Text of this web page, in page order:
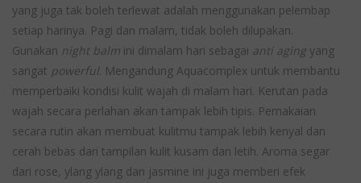
yang juga tak boleh terlewat adalah menggunakan pelembap
setiap harinya. Pagi dan malam, tidak boleh dilupakan.
Gunakan night balm ini dimalam hari sebagai anti aging yang
sangat powerful. Mengandung Aquacomplex untuk membantu
memperbaiki kondisi kulit wajah di malam hari. Kerutan pada
wajah secara perlahan akan tampak lebih tipis. Pemakaian
secara rutin akan membuat kulitmu tampak lebih kenyal dan
cerah bebas dari tampilan kulit kusam dan letih. Aroma segar
dari rose, ylang ylang dan jasmine ini juga memberi efek